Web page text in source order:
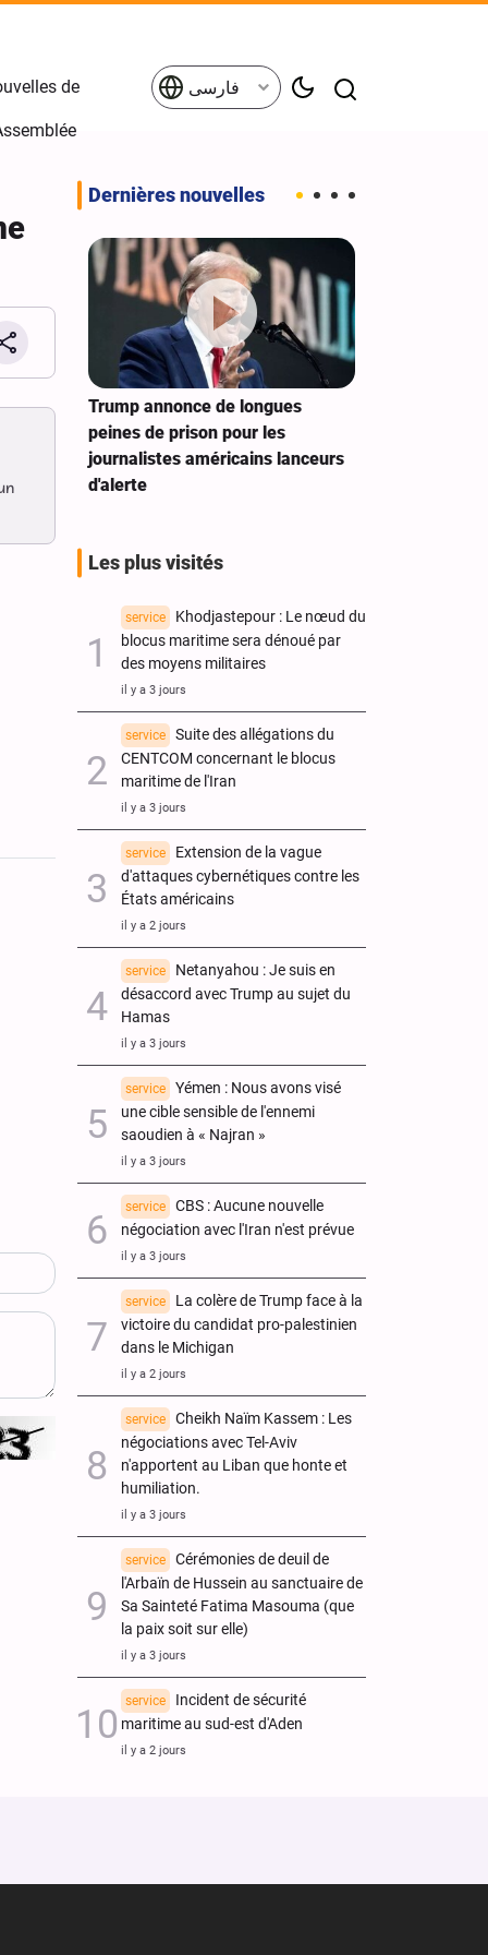
de فارسی
Dernières nouvelles
Trump annonce de longues
peines de prison pour les
journalistes américains lanceurs
d'alerte
Les plus visités
service
Khodjastepour : Le nœud du
blocus maritime sera dénoué par
des moyens militaires
il y a 3 jours
service
Suite des allégations du
CENTCOM concernant le blocus
maritime de l'Iran
il y a 3 jours
service
Extension de la vague
d'attaques cybernétiques contre les
États américains
il y a 2 jours
service
Netanyahou : Je suis en
désaccord avec Trump au sujet du
Hamas
il y a 3 jours
service
Yémen : Nous avons visé
une cible sensible de l'ennemi
saoudien à « Najran »
il y a 3 jours
service
CBS : Aucune nouvelle
négociation avec l'Iran n'est prévue
il y a 3 jours
service
La colère de Trump face à la
victoire du candidat pro-palestinien
dans le Michigan
il y a 2 jours
service
Cheikh Naïm Kassem : Les
négociations avec Tel-Aviv
n'apportent au Liban que honte et
humiliation.
il y a 3 jours
service
Cérémonies de deuil de
l'Arbaïn de Hussein au sanctuaire de
Sa Sainteté Fatima Masouma (que
la paix soit sur elle)
il y a 3 jours
service
Incident de sécurité
maritime au sud-est d'Aden
il y a 2 jours